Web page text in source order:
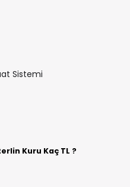
Sistemi
Kuru Kaç TL ?